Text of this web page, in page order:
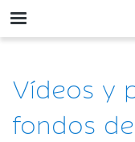
Vídeos y
fondos